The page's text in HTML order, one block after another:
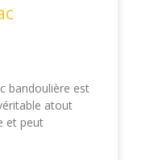
bandoulière est
atout
et peut